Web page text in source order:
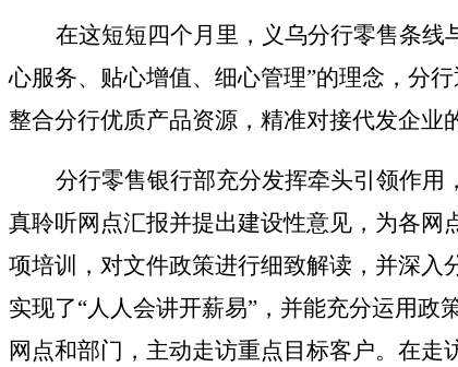
在这短短四个月里，义乌分行零售条
心服务、贴心增值、细心管理”的理念，分
整合分行优质产品资源，精准对接代发企业
分行零售银行部充分发挥牵头引领作用
真聆听网点汇报并提出建设性意见，为各
项培训，对文件政策进行细致解读，并深
实现了“人人会讲开薪易”，并能充分运用
网点和部门，主动走访重点目标客户。在